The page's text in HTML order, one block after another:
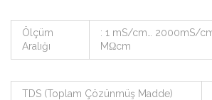
Ölçüm
Aralığı
: 1 mS/cm… 2000mS/
MΩcm
TDS (Toplam Çözünmüş Madde)